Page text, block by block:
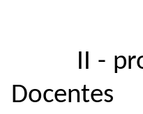
II -
Docentes